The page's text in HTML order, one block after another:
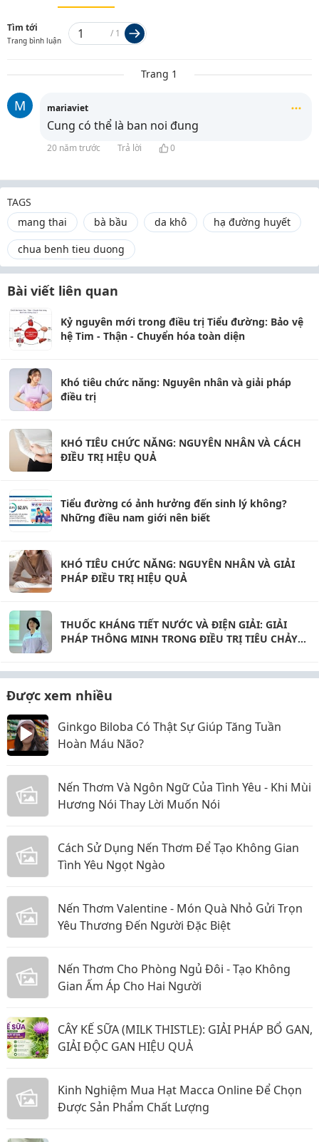
Tìm tới
Trang bình luận
/ 1
Trang 1
M mariaviet
Cung có thể là ban noi đung
20 năm trước Trả lời 0
TAGS
mang thai
bà bầu da khô
hạ đường huyết
chua benh tieu duong
Bài viết liên quan
Kỷ nguyên mới trong điều trị Tiểu đường: Bảo vệ
hệ Tim - Thận - Chuyển hóa toàn diện
Khó tiêu chức năng: Nguyên nhân và giải pháp
điều trị
KHÓ TIÊU CHỨC NĂNG: NGUYÊN NHÂN VÀ CÁCH
ĐIỀU TRỊ HIỆU QUẢ
Tiểu đường có ảnh hưởng đến sinh lý không?
Những điều nam giới nên biết
KHÓ TIÊU CHỨC NĂNG: NGUYÊN NHÂN VÀ GIẢI
PHÁP ĐIỀU TRỊ HIỆU QUẢ
THUỐC KHÁNG TIẾT NƯỚC VÀ ĐIỆN GIẢI: GIẢI
PHÁP THÔNG MINH TRONG ĐIỀU TRỊ TIÊU CHẢY
Được xem nhiều
Ginkgo Biloba Có Thật Sự Giúp Tăng Tuần
Hoàn Máu Não?
Nến Thơm Và Ngôn Ngữ Của Tình Yêu - Khi Mùi
Hương Nói Thay Lời Muốn Nói
Cách Sử Dụng Nến Thơm Để Tạo Không Gian
Tình Yêu Ngọt Ngào
Nến Thơm Valentine - Món Quà Nhỏ Gửi Trọn
Yêu Thương Đến Người Đặc Biệt
Nến Thơm Cho Phòng Ngủ Đôi - Tạo Không
Gian Ấm Áp Cho Hai Người
CÂY KẾ SỮA (MILK THISTLE): GIẢI PHÁP BỔ GAN,
GIẢI ĐỘC GAN HIỆU QUẢ
Kinh Nghiệm Mua Hạt Macca Online Để Chọn
Được Sản Phẩm Chất Lượng